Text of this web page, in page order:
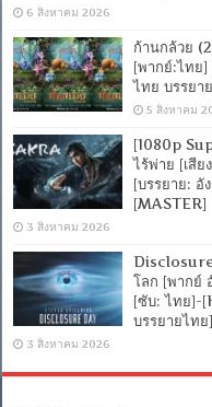
6 สิงหาคม 2026
ก้านกล้วย
[พากย์:ไทย]
ไทย บรรยา
5 สิงหาคม
[1080p
ไร้พ่าย [เสี
[บรรยาย:
[MASTER]
3 สิงหาคม 2026
Disclosure
โลก [พากย์
[ซับ: ไทย]-
บรรยายไท
3 สิงหาคม 2026